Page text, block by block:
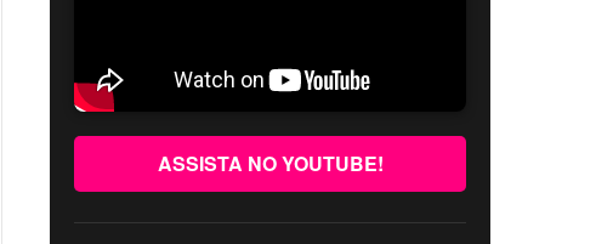
ASSISTA NO YOUTUBE!